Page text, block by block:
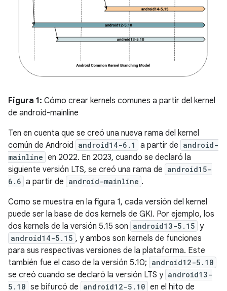
Figura 1: Cómo crear kernels comunes a partir del kernel
de android-mainline
Ten en cuenta que se creó una nueva rama del kernel
común de Android android14-6.1 a partir de android-
mainline en 2022. En 2023, cuando se declaró la
siguiente versión LTS, se creó una rama de android15-
6.6 a partir de android-mainline .
Como se muestra en la figura 1, cada versión del kernel
puede ser la base de dos kernels de GKI. Por ejemplo, los
dos kernels de la versión 5.15 son android13-5.15 y
android14-5.15 , y ambos son kernels de funciones
para sus respectivas versiones de la plataforma. Este
también fue el caso de la versión 5.10; android12-5.10
se creó cuando se declaró la versión LTS y android13-
5.10 se bifurcó de android12-5.10 en el hito de